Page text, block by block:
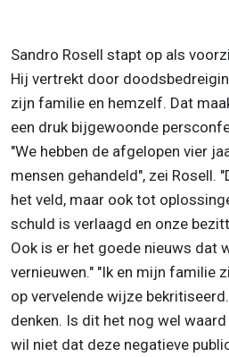
Sandro Rosell stapt op als
Hij vertrekt door
zijn familie en hemzelf. Dat
een druk bijgewoonde
"We hebben de afgelopen vier
mensen gehandeld", zei Rosell.
het veld, maar ook tot
schuld is verlaagd en onze
Ook is er het goede nieuws dat
vernieuwen." "Ik en mijn familie
op vervelende wijze
denken. Is dit het nog wel
wil niet dat deze negatieve